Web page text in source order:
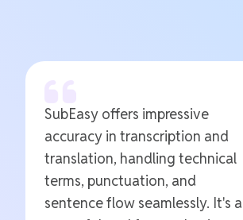
SubEasy offers impressive
accuracy in transcription and
translation, handling technical
terms, punctuation, and
sentence flow seamlessly. It's a